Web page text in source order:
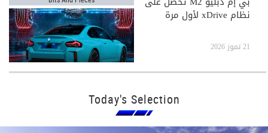
نظام xDrive لأول مرة
21 تموز 2026
Today's Selection